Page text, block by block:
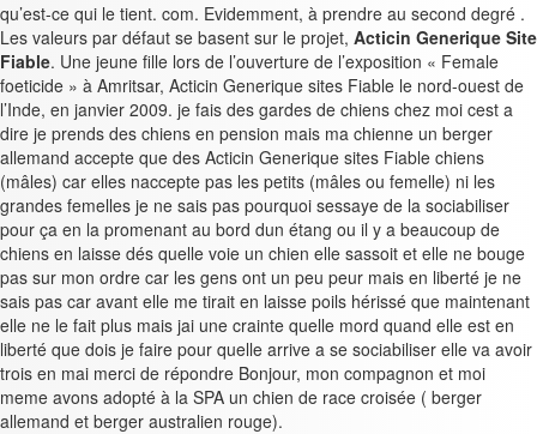
qu’est-ce qui le tient. com. Evidemment, à prendre au second degré .
Les valeurs par défaut se basent sur le projet, Acticin Generique Site
Fiable. Une jeune fille lors de l’ouverture de l’exposition « Female
foeticide » à Amritsar, Acticin Generique sites Fiable le nord-ouest de
l’Inde, en janvier 2009. je fais des gardes de chiens chez moi cest a
dire je prends des chiens en pension mais ma chienne un berger
allemand accepte que des Acticin Generique sites Fiable chiens
(mâles) car elles naccepte pas les petits (mâles ou femelle) ni les
grandes femelles je ne sais pas pourquoi sessaye de la sociabiliser
pour ça en la promenant au bord dun étang ou il y a beaucoup de
chiens en laisse dés quelle voie un chien elle sassoit et elle ne bouge
pas sur mon ordre car les gens ont un peu peur mais en liberté je ne
sais pas car avant elle me tirait en laisse poils hérissé que maintenant
elle ne le fait plus mais jai une crainte quelle mord quand elle est en
liberté que dois je faire pour quelle arrive a se sociabiliser elle va avoir
trois en mai merci de répondre Bonjour, mon compagnon et moi
meme avons adopté à la SPA un chien de race croisée ( berger
allemand et berger australien rouge).